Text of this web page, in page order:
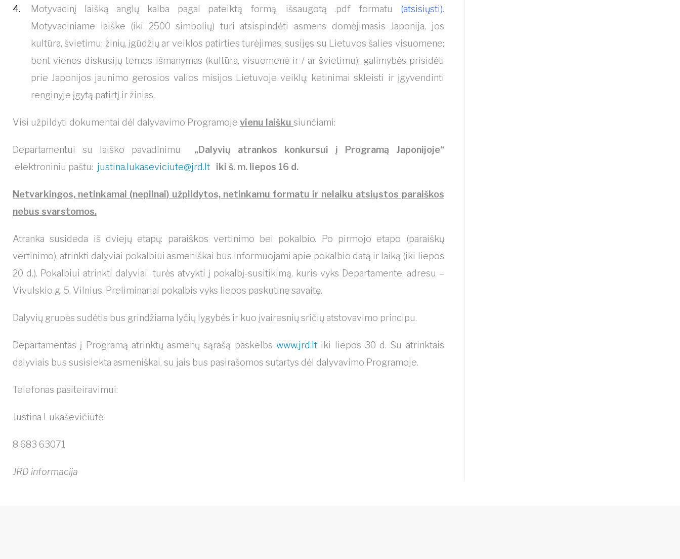
Motyvacinį laišką anglų kalba pagal pateiktą formą, išsaugotą .pdf formatu (atsisiųsti).
Motyvaciniame laiške (iki 2500 simbolių) turi atsispindėti asmens domėjimasis Japonija, jos
kultūra, švietimu; žinių, įgūdžių ar veiklos patirties turėjimas, susijęs su Lietuvos šalies visuomene;
bent vienos diskusijų temos išmanymas (kultūra, visuomenė ir / ar švietimu); galimybės prisidėti
prie Japonijos jaunimo gerosios valios misijos Lietuvoje veiklų; ketinimai skleisti ir įgyvendinti
renginyje įgytą patirtį ir žinias.
Visi užpildyti dokumentai dėl dalyvavimo Programoje vienu laišku siunčiami:
Departamentui su laiško pavadinimu „Dalyvių atrankos konkursui į Programą Japonijoje“
elektroniniu paštu: justina.lukaseviciute@jrd.lt iki š. m. liepos 16 d.
Netvarkingos, netinkamai (nepilnai) užpildytos, netinkamu formatu ir nelaiku atsiųstos paraiškos
nebus svarstomos.
Atranka susideda iš dviejų etapų: paraiškos vertinimo bei pokalbio. Po pirmojo etapo (paraiškų
vertinimo), atrinkti dalyviai pokalbiui asmeniškai bus informuojami apie pokalbio datą ir laiką (iki liepos
20 d.). Pokalbiui atrinkti dalyviai turės atvykti į pokalbį-susitikimą, kuris vyks Departamente, adresu –
Vivulskio g. 5, Vilnius. Preliminariai pokalbis vyks liepos paskutinę savaitę.
Dalyvių grupės sudėtis bus grindžiama lyčių lygybės ir kuo įvairesnių sričių atstovavimo principu.
Departamentas į Programą atrinktų asmenų sąrašą paskelbs www.jrd.ltiki liepos 30 d. Su atrinktais
dalyviais bus susisiekta asmeniškai, su jais bus pasirašomos sutartys dėl dalyvavimo Programoje.
Telefonas pasiteiravimui:
Justina Lukaševičiūtė
8 683 63071
JRD informacija